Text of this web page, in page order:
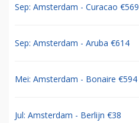
Sep: Amsterdam - Curacao €569
Sep: Amsterdam - Aruba €614
Mei: Amsterdam - Bonaire €594
Jul: Amsterdam - Berlijn €38